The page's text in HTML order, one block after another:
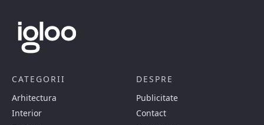
CATEGORII
Arhitectura
Interior
DESPRE
Publicitate
Contact